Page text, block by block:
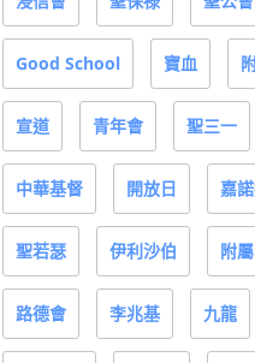
Good School 寶血
宣道 青年會 聖三一
中華基督 開放日 嘉
聖若瑟 伊利沙伯 附
路德會 李兆基 九龍